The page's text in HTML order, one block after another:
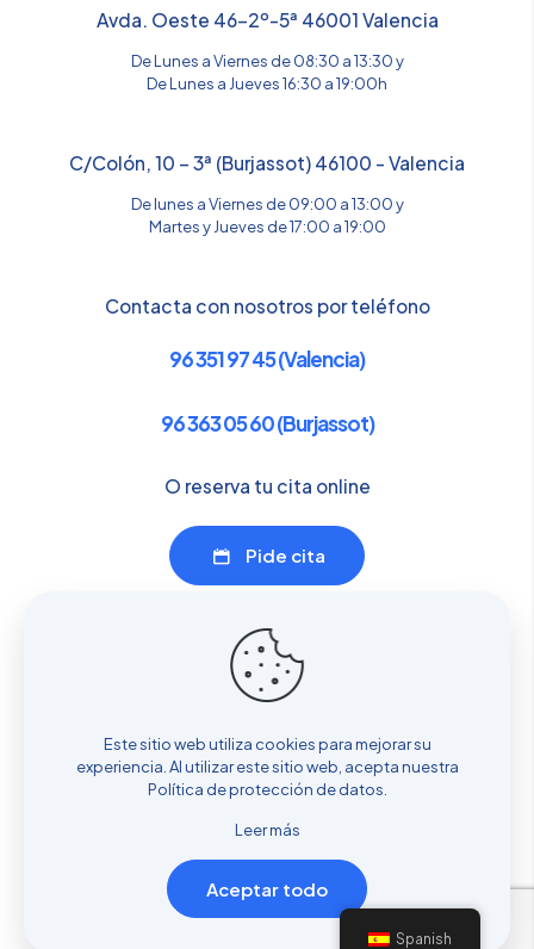
Avda. Oeste 46-2º-5ª 46001 Valencia
De Lunes a Viernes de 08:30 a 13:30 y
De Lunes a Jueves 16:30 a 19:00h
C/Colón, 10 – 3ª (Burjassot) 46100 - Valencia
De lunes a Viernes de 09:00 a 13:00 y
Martes y Jueves de 17:00 a 19:00
Contacta con nosotros por teléfono
96 351 97 45 (Valencia)
96 363 05 60 (Burjassot)
O reserva tu cita online
Pide cita
Enlaces de interés
Servicios
Dónde estamos
Cita previa
© Copyright - Clínica Navarro 2025
Este sitio web utiliza cookies para mejorar su
experiencia. Al utilizar este sitio web, acepta nuestra
Política de protección de datos
Leer más
Aceptar todo
Spanish